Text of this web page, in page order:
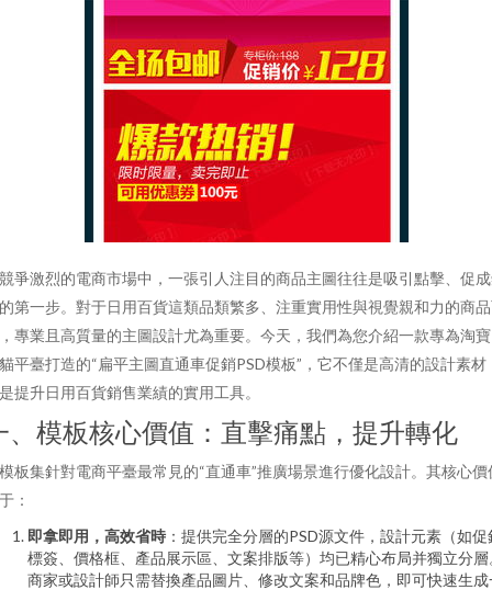
爭激烈的電商市場中，一張引人注目的商品主圖往往是吸引點擊、促
第一步。對于日用百貨這類品類繁多、注重實用性與視覺親和力的商
專業且高質量的主圖設計尤為重要。今天，我們為您介紹一款專為淘
平臺打造的“扁平主圖直通車促銷PSD模板”，它不僅是高清的設計素材
提升日用百貨銷售業績的實用工具。
、模板核心價值：直擊痛點，提升轉化
板集針對電商平臺最常見的“直通車”推廣場景進行優化設計。其核心價
：
即拿即用，高效省時 ：提供完全分層的PSD源文件，設計元素（如促
標簽、價格框、產品展示區、文案排版等）均已精心布局并獨立分層
商家或設計師只需替換產品圖片、修改文案和品牌色，即可快速生成